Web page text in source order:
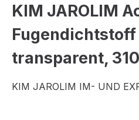
KIM JAROLIM
Fugendichtstoff
transparent,
KIM JAROLIM IM- UND